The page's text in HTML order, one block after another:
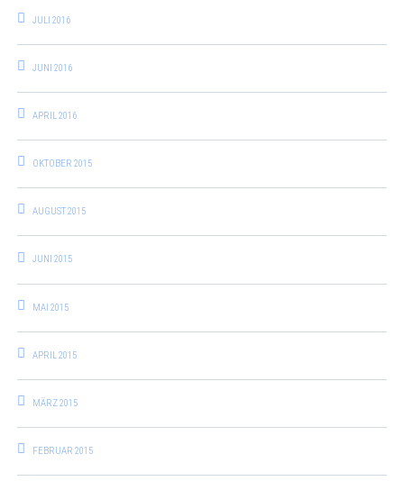
JULI 2016
JUNI 2016
APRIL 2016
OKTOBER 2015
AUGUST 2015
JUNI 2015
MAI 2015
APRIL 2015
MÄRZ 2015
FEBRUAR 2015